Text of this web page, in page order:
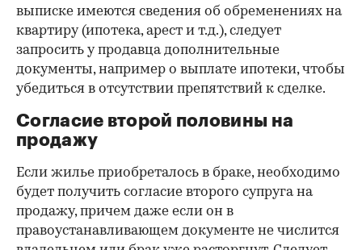
выписке имеются сведения об обременениях на
квартиру (ипотека, арест и т.д.), следует
запросить у продавца дополнительные
документы, например о выплате ипотеки, чтобы
убедиться в отсутствии препятствий к сделке.
Согласие второй половины на
продажу
Если жилье приобреталось в браке, необходимо
будет получить согласие второго супруга на
продажу, причем даже если он в
правоустанавливающем документе не числится